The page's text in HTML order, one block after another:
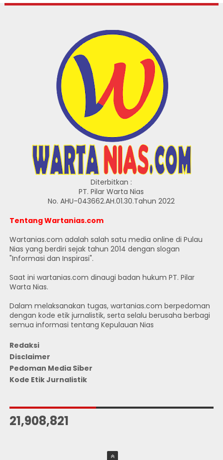
Diterbitkan :
PT. Pilar Warta Nias
No. AHU-043662.AH.01.30.Tahun 2022
Tentang Wartanias.com
Wartanias.com adalah salah satu media online di Pulau
Nias yang berdiri sejak tahun 2014 dengan slogan
"Informasi dan Inspirasi".
Saat ini wartanias.com dinaugi badan hukum PT. Pilar
Warta Nias.
Dalam melaksanakan tugas, wartanias.com berpedoman
dengan kode etik jurnalistik, serta selalu berusaha berbagi
semua informasi tentang Kepulauan Nias
Redaksi
Disclaimer
Pedoman Media Siber
Kode Etik Jurnalistik
21,908,821